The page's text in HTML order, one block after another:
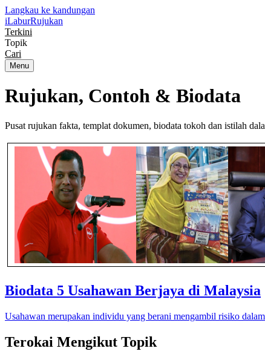
Langkau ke kandungan
iLaburRujukan
Terkini
Topik
Cari
Menu
Rujukan, Contoh & Biodata
Pusat rujukan fakta, templat dokumen, biodata tokoh dan istilah
Biodata 5 Usahawan Berjaya di Malaysia
Usahawan merupakan individu yang berani mengambil risiko
Terokai Mengikut Topik